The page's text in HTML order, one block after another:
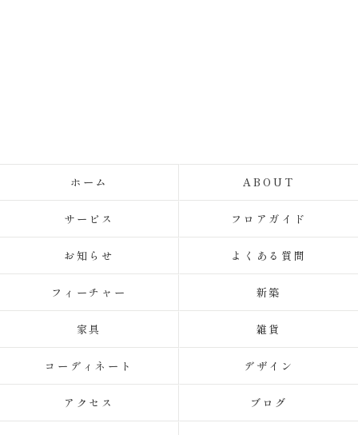
ホーム ABOUT
サービス フロアガイド
お知らせ よくある質問
フィーチャー 新築
家具 雑貨
コーディネート デザイン
アクセス ブログ